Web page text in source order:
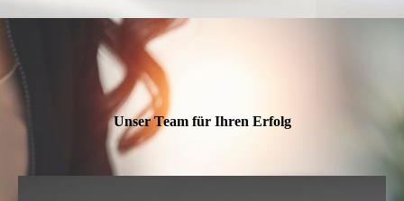
Unser Team für Ihren Erfolg